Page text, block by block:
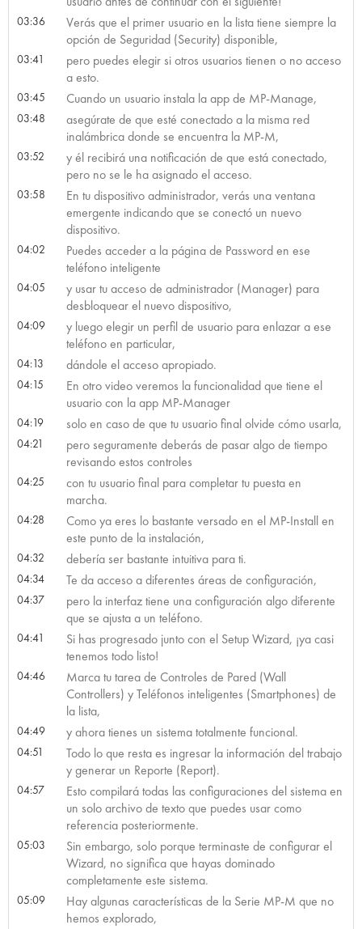
03:36
Verás que el primer usuario en la lista tiene siempre la
opción de Seguridad (Security) disponible,
03:41
pero puedes elegir si otros usuarios tienen o no acceso
a esto.
03:45 Cuando un usuario instala la app de MP-Manage,
03:48
asegúrate de que esté conectado a la misma red
inalámbrica donde se encuentra la MP-M,
03:52
y él recibirá una notificación de que está conectado,
pero no se le ha asignado el acceso.
03:58
En tu dispositivo administrador, verás una ventana
emergente indicando que se conectó un nuevo
dispositivo.
04:02
Puedes acceder a la página de Password en ese
teléfono inteligente
04:05
y usar tu acceso de administrador (Manager) para
desbloquear el nuevo dispositivo,
04:09
y luego elegir un perfil de usuario para enlazar a ese
teléfono en particular,
04:13 dándole el acceso apropiado.
04:15
En otro video veremos la funcionalidad que tiene el
usuario con la app MP-Manager
04:19 solo en caso de que tu usuario final olvide cómo usarla,
04:21
pero seguramente deberás de pasar algo de tiempo
revisando estos controles
04:25
con tu usuario final para completar tu puesta en
marcha.
04:28
Como ya eres lo bastante versado en el MP-Install en
este punto de la instalación,
04:32 debería ser bastante intuitiva para ti.
04:34 Te da acceso a diferentes áreas de configuración,
04:37
pero la interfaz tiene una configuración algo diferente
que se ajusta a un teléfono.
04:41
Si has progresado junto con el Setup Wizard, ¡ya casi
tenemos todo listo!
04:46
Marca tu tarea de Controles de Pared (Wall
Controllers) y Teléfonos inteligentes (Smartphones) de
la lista,
04:49 y ahora tienes un sistema totalmente funcional.
04:51
Todo lo que resta es ingresar la información del trabajo
y generar un Reporte (Report).
04:57
Esto compilará todas las configuraciones del sistema en
un solo archivo de texto que puedes usar como
referencia posteriormente.
05:03
Sin embargo, solo porque terminaste de configurar el
Wizard, no significa que hayas dominado
completamente este sistema.
05:09
Hay algunas características de la Serie MP-M que no
hemos explorado,